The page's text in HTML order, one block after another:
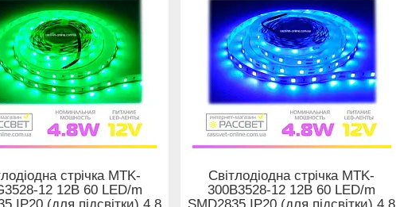
стрічка MTK-
12 12В 60 LED/m
Світлодіодна стрічка MTK-
300B3528-12 12В 60 LED/m